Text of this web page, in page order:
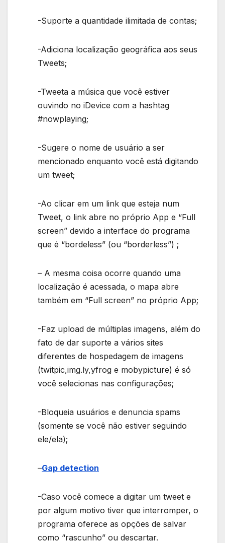
-Suporte a quantidade ilimitada de contas;
-Adiciona localização geográfica aos seus
Tweets;
-Tweeta a música que você estiver
ouvindo no iDevice com a hashtag
#nowplaying;
-Sugere o nome de usuário a ser
mencionado enquanto você está digitando
um tweet;
-Ao clicar em um link que esteja num
Tweet, o link abre no próprio App e “Full
screen” devido a interface do programa
que é “bordeless” (ou “borderless”) ;
– A mesma coisa ocorre quando uma
localização é acessada, o mapa abre
também em “Full screen” no próprio App;
-Faz upload de múltiplas imagens, além do
fato de dar suporte a vários sites
diferentes de hospedagem de imagens
(twitpic,img.ly,yfrog e mobypicture) é só
você selecionas nas configurações;
-Bloqueia usuários e denuncia spams
(somente se você não estiver seguindo
ele/ela);
–Gap detection
-Caso você comece a digitar um tweet e
por algum motivo tiver que interromper, o
programa oferece as opções de salvar
como “rascunho” ou descartar.